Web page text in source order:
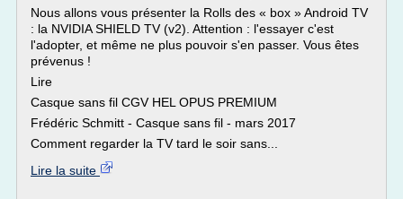
Nous allons vous présenter la Rolls des « box » Android TV
: la NVIDIA SHIELD TV (v2). Attention : l'essayer c'est
l'adopter, et même ne plus pouvoir s'en passer. Vous êtes
prévenus !
Lire
Casque sans fil CGV HEL OPUS PREMIUM
Frédéric Schmitt - Casque sans fil - mars 2017
Comment regarder la TV tard le soir sans...
Lire la suite